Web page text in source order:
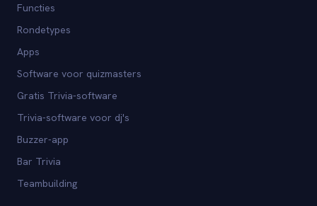
Functies
Rondetypes
Apps
Software voor quizmasters
Gratis Trivia-software
Trivia-software voor dj's
Buzzer-app
Bar Trivia
Teambuilding